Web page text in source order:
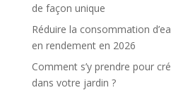
de façon unique
Réduire la consommation
en rendement en 2026
Comment s’y prendre pour
dans votre jardin ?